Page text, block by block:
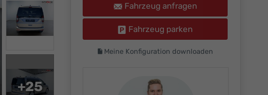
Fahrzeug anfragen
Fahrzeug parken
Meine Konfiguration downloaden
+25